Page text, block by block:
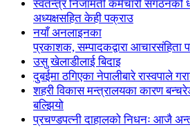
स्वतन्त्र निजामती कर्मचारी संगठनको
अध्यक्षसहित केही पक्राउ
नयाँ अनलाइनका
प्रकाशक, सम्पादकद्वारा आचारसंहिता
उसु खेलाडीलाई बिदाइ
दुबईमा ठगिएका नेपालीबारे रास्वपाले
शहरी विकास मन्त्रालयका कारण
बल्झियो
प्रचण्डपत्नी दाहालको निधनः आजै